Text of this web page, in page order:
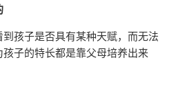
孩子是否具有某种天赋，而无法
子的特长都是靠父母培养出来